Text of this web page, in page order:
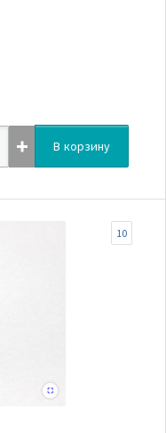
В корзину
10